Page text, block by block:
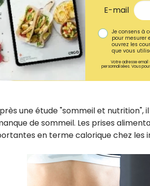
E-mail
Je consens à
pour mesurer
ouvrez les
que vous
Votre adresse
personnalisées. Vous
une étude "sommeil et
de sommeil. Les prises
en terme calorique chez les